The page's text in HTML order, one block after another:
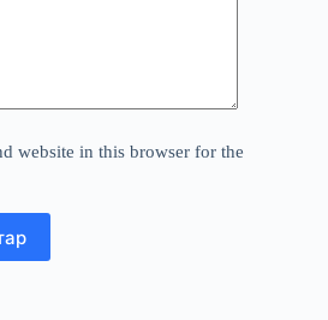
website in this browser for the